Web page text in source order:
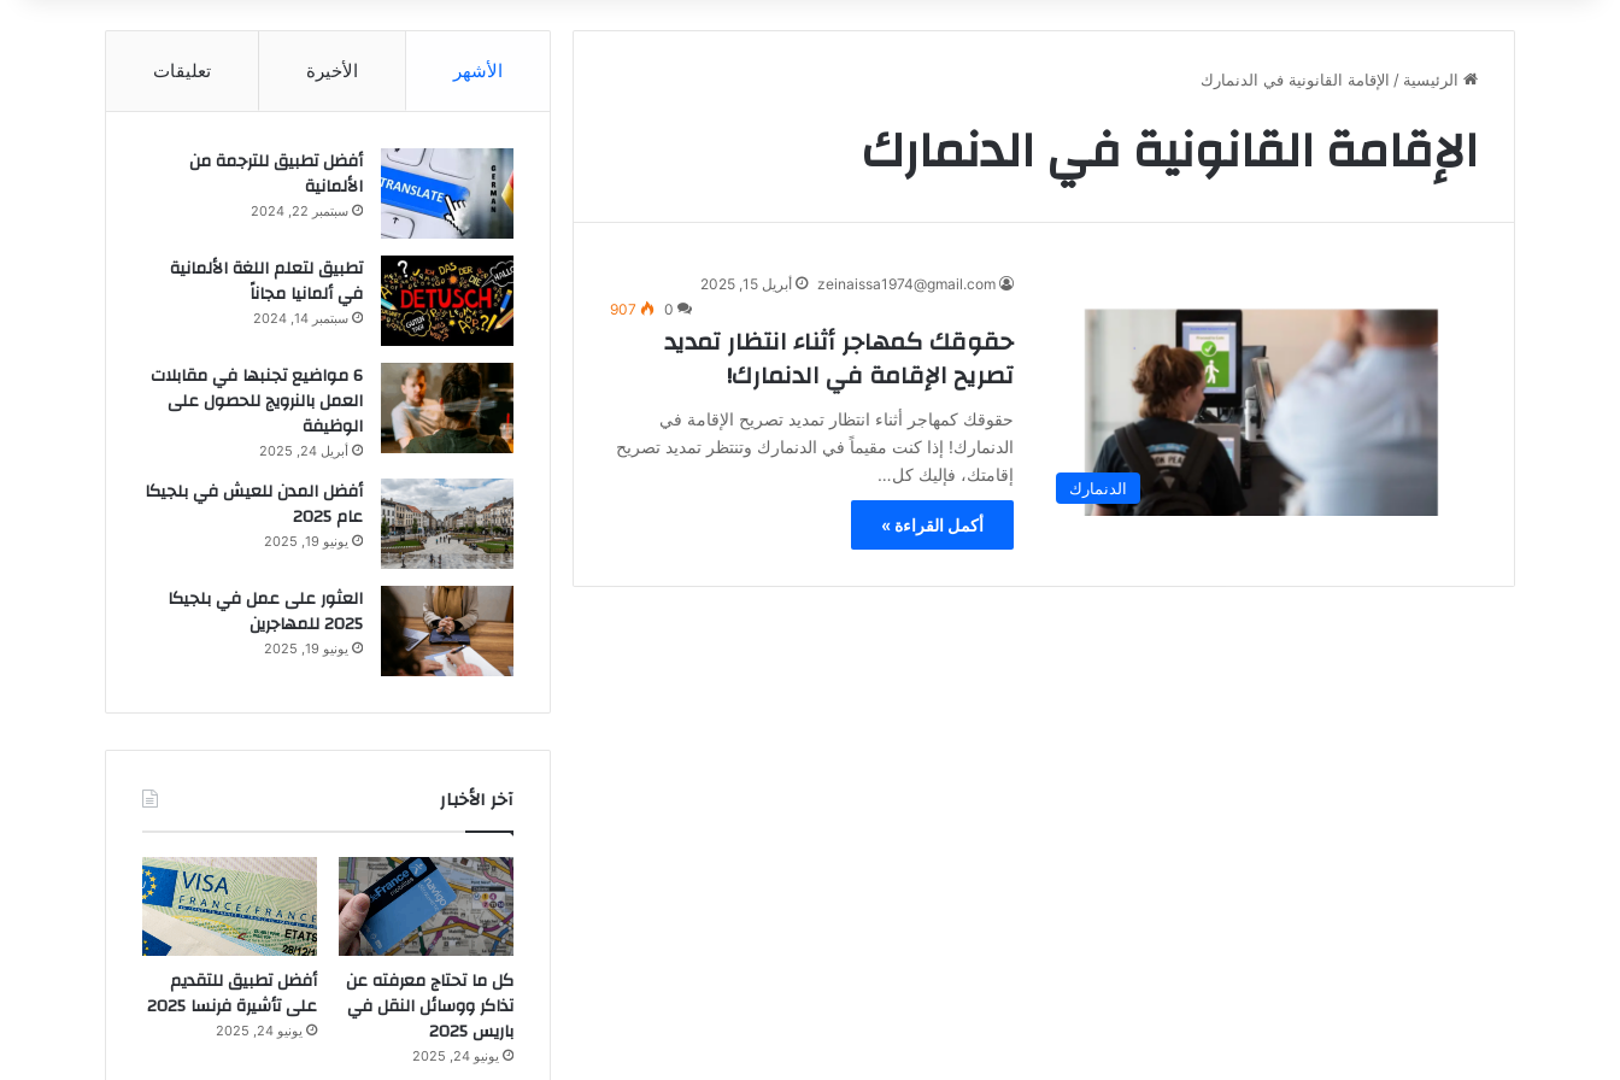
الرئيسية / الإقامة القانونية في الدنمارك
الإقامة القانونية في الدنمارك
الدنمارك
zeinaissa1974@gmail.com
أبريل 15, 2025
0
907
حقوقك كمهاجر أثناء انتظار تمديد
تصريح الإقامة في الدنمارك!
حقوقك كمهاجر أثناء انتظار تمديد تصريح الإقامة في
الدنمارك! إذا كنت مقيماً في الدنمارك وتنتظر تمديد تصريح
إقامتك، فإليك كل…
أكمل القراءة »
الأشهر الأخيرة تعليقات
أفضل تطبيق للترجمة من
الألمانية
سبتمبر 22, 2024
تطبيق لتعلم اللغة الألمانية
في ألمانيا مجاناً
سبتمبر 14, 2024
6 مواضيع تجنبها في مقابلات
العمل بالنرويج للحصول على
الوظيفة
أبريل 24, 2025
أفضل المدن للعيش في بلجيكا
عام 2025
يونيو 19, 2025
العثور على عمل في بلجيكا
2025 للمهاجرين
يونيو 19, 2025
آخر الأخبار
كل ما تحتاج معرفته عن
تذاكر ووسائل النقل في
باريس 2025
يونيو 24, 2025
أفضل تطبيق للتقديم
على تأشيرة فرنسا 2025
يونيو 24, 2025